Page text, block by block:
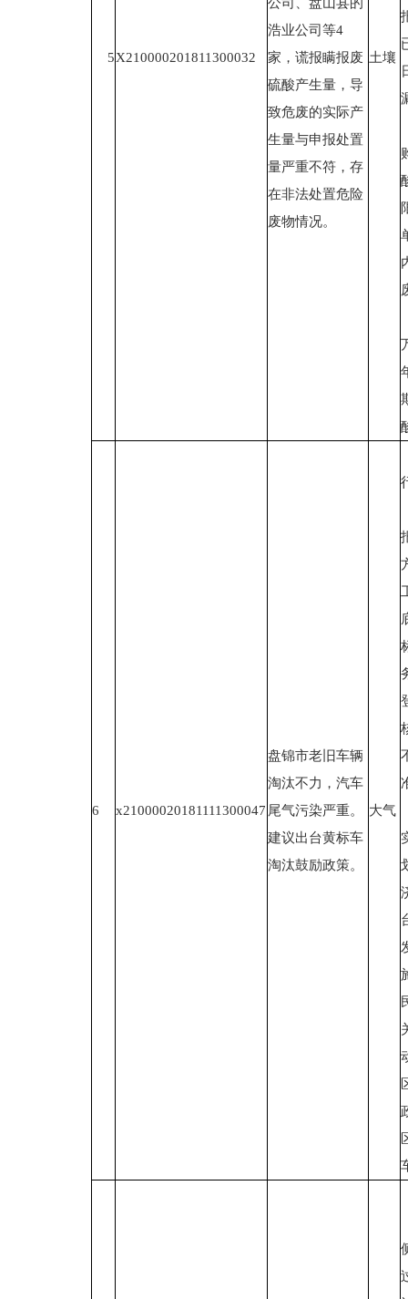
5X210000201811300032
浩业公司等4
家，谎报瞒报废
硫酸产生量，导
致危废的实际产
生量与申报处置
量严重不符，存
在非法处置危险
废物情况。
土壤
6 x21000020181111300047
盘锦市老旧车辆
淘汰不力，汽车
尾气污染严重。
建议出台黄标车
淘汰鼓励政策。
大气